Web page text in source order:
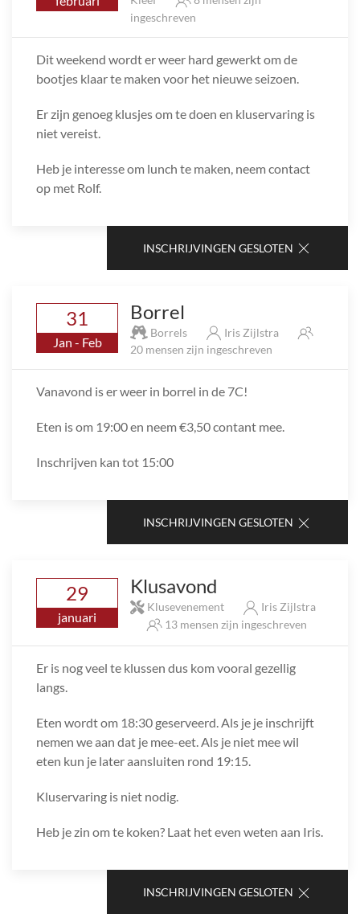
ingeschreven
Dit weekend wordt er weer hard gewerkt om de
bootjes klaar te maken voor het nieuwe seizoen.
Er zijn genoeg klusjes om te doen en kluservaring is
niet vereist.
Heb je interesse om lunch te maken, neem contact
op met Rolf.
INSCHRIJVINGEN GESLOTEN
31
Jan - Feb
Borrel
Borrels
Iris Zijlstra
20 mensen zijn ingeschreven
Vanavond is er weer in borrel in de 7C!
Eten is om 19:00 en neem €3,50 contant mee.
Inschrijven kan tot 15:00
INSCHRIJVINGEN GESLOTEN
29
januari
Klusavond
Klusevenement
Iris Zijlstra
13 mensen zijn ingeschreven
Er is nog veel te klussen dus kom vooral gezellig
langs.
Eten wordt om 18:30 geserveerd. Als je je inschrijft
nemen we aan dat je mee-eet. Als je niet mee wil
eten kun je later aansluiten rond 19:15.
Kluservaring is niet nodig.
Heb je zin om te koken? Laat het even weten aan Iris.
INSCHRIJVINGEN GESLOTEN